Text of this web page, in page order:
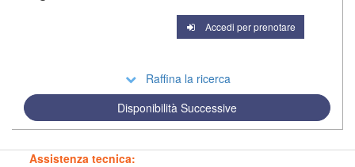
Accedi per prenotare
Raffina la ricerca
Disponibilità Successive
Assistenza tecnica: